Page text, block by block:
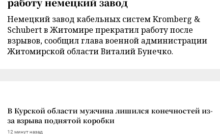
Немецкий завод кабельных систем Kromberg &
Schubert в Житомире прекратил работу после
взрывов, сообщил глава военной администрации
Житомирской области Виталий Бунечко.
В Курской области мужчина лишился конечностей из-
за взрыва поднятой коробки
12 минут назад